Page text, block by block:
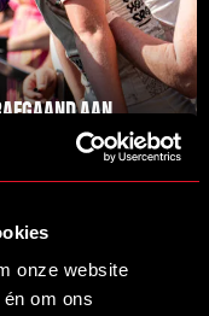
onze website
om ons
AAN